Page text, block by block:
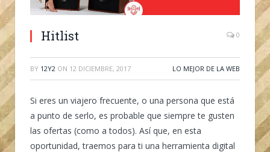
Hitlist 0
BY 12Y2 ON 12 DICIEMBRE, 2017 LO MEJOR DE LA WEB
Si eres un viajero frecuente, o una persona que está
a punto de serlo, es probable que siempre te gusten
las ofertas (como a todos). Así que, en esta
oportunidad, traemos para ti una herramienta digital